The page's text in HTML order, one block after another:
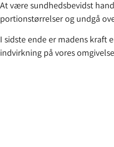
At være sundhedsbevidst
portionstørrelser og undgå
I sidste ende er madens kraft
indvirkning på vores